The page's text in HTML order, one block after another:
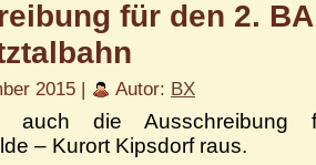
für den 2.
2015 | Autor: BX
auch die Ausschreibung
– Kurort Kipsdorf raus.